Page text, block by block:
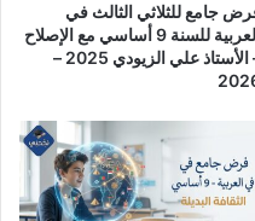
جامع للثلاثي الثالث في
العربية للسنة 9 أساسي مع الإصلاح
– الأستاذ علي الزيودي 2025 –